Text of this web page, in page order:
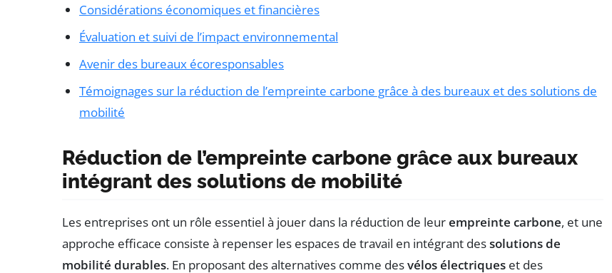
Considérations économiques et financières
Évaluation et suivi de l’impact environnemental
Avenir des bureaux écoresponsables
Témoignages sur la réduction de l’empreinte carbone grâce à des bureaux et des solutions de
mobilité
Réduction de l’empreinte carbone grâce aux bureaux
intégrant des solutions de mobilité
Les entreprises ont un rôle essentiel à jouer dans la réduction de leurempreinte carbone, et une
approche efficace consiste à repenser les espaces de travail en intégrant dessolutions de
mobilité durables. En proposant des alternatives comme desvélos électriques et des